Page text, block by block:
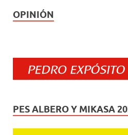
OPINIÓN
PES ALBERO Y MIKASA